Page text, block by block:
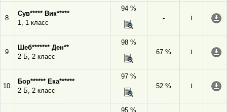
8.
Сув***** Вик*****
1, 1 класс
94 %
-
I
9.
Шеб******* Ден**
2 Б, 2 класс
98 %
67 %
I
10.
Бор****** Ека******
2 Б, 2 класс
97 %
52 %
I
95 %